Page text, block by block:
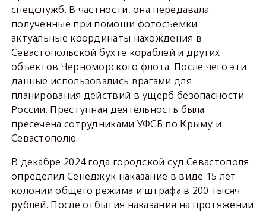
спецслужб. В частности, она передавала
полученные при помощи фотосъемки
актуальные координаты нахождения в
Севастопольской бухте кораблей и других
объектов Черноморского флота. После чего эти
данные использовались врагами для
планирования действий в ущерб безопасности
России. Преступная деятельность была
пресечена сотрудниками УФСБ по Крыму и
Севастополю.
В декабре 2024 года городской суд Севастополя
определил Сенеджук наказание в виде 15 лет
колонии общего режима и штрафа в 200 тысяч
рублей. После отбытия наказания на протяжении